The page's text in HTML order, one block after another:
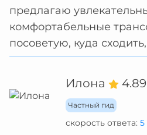
предлагаю
комфортабельные
посоветую, куда
Илона 4.89
Частный гид
скорость ответа: 5